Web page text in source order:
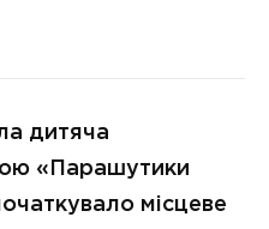
дитяча
«Парашутики
місцеве